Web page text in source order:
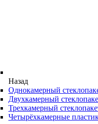
Назад
Однокамерный
Двухкамерный
Трехкамерный
Четырёхкамерные